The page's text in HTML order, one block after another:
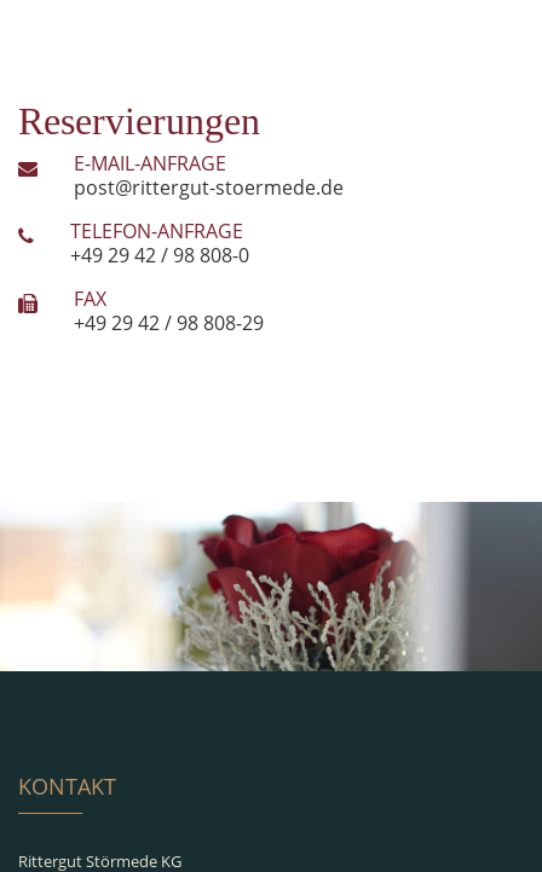
Reservierungen
E-MAIL-ANFRAGE
post@rittergut-stoermede.de
TELEFON-ANFRAGE
+49 29 42 / 98 808-0
FAX
+49 29 42 / 98 808-29
KONTAKT
Rittergut Störmede KG